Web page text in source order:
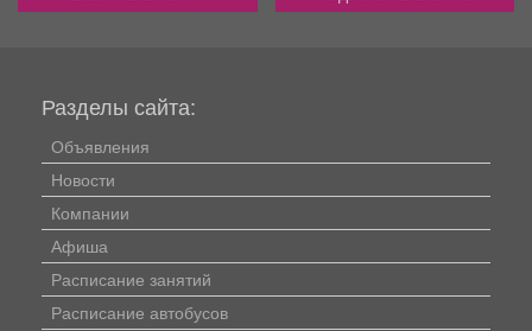
Разделы сайта:
Объявления
Новости
Компании
Афиша
Расписание занятий
Расписание автобусов